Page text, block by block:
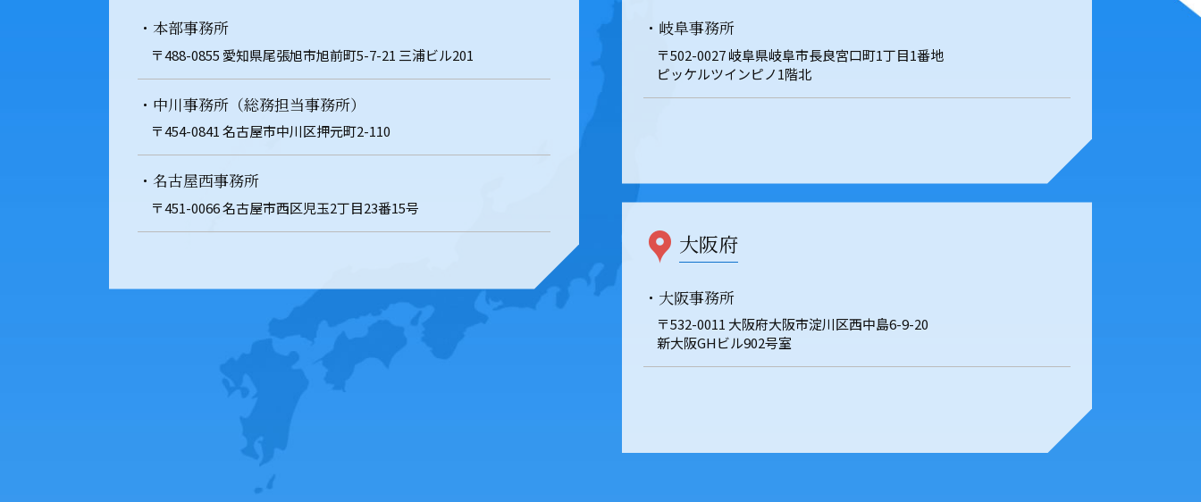
・本部事務所
〒488-0855 愛知県尾張旭市旭前町5-7-21 三浦ビル201
・中川事務所（総務担当事務所）
〒454-0841 名古屋市中川区押元町2-110
・名古屋西事務所
〒451-0066 名古屋市西区児玉2丁目23番15号
・岐阜事務所
〒502-0027 岐阜県岐阜市長良宮口町1丁目1番地
ピッケルツインピノ1階北
大阪府
・大阪事務所
〒532-0011 大阪府大阪市淀川区西中島6-9-20
新大阪GHビル902号室